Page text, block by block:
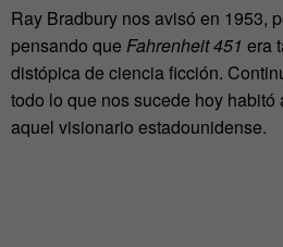
Ray Bradbury nos avisó en 1953,
pensando que Fahrenheit 451 era
distópica de ciencia ficción.
todo lo que nos sucede hoy habitó
aquel visionario estadounidense.